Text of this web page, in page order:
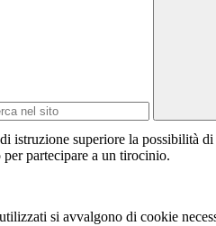
istruzione superiore la possibilità di
partecipare a un tirocinio.
si avvalgono di cookie